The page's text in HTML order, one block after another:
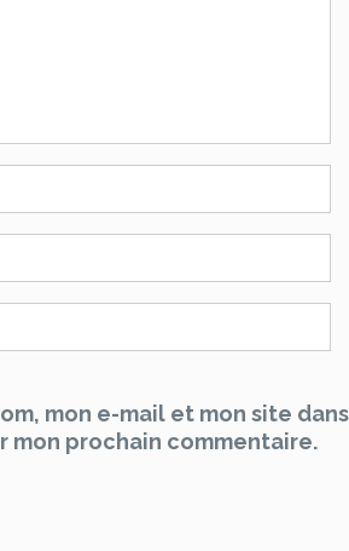
mon e-mail et mon site dans
mon prochain commentaire.